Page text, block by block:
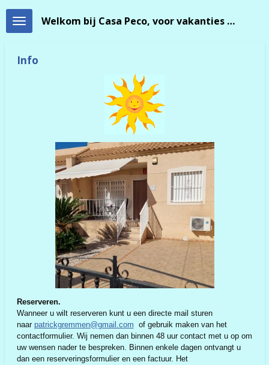
Ga
direct
naar
hoofdinhoud
Welkom bij Casa Peco, voor vakanties aan de Costa Blanca.
Info
Reserveren.
Wanneer u wilt reserveren kunt u een directe mail sturen
naar patrickgremmen@gmail.com of gebruik maken van het
contactformulier. Wij nemen dan binnen 48 uur contact met u op om
uw wensen nader te bespreken. Binnen enkele dagen ontvangt u
dan een reserveringsformulier en een factuur. Het